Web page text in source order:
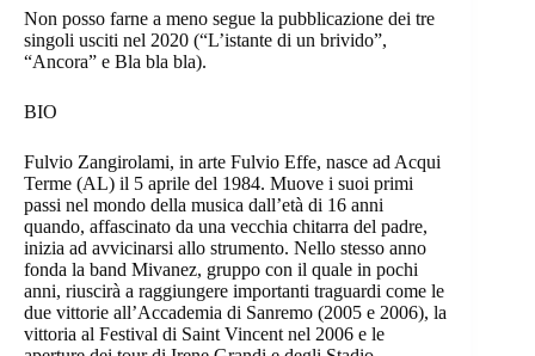
Non posso farne a meno segue la pubblicazione dei tre
singoli usciti nel 2020 (“L’istante di un brivido”,
“Ancora” e Bla bla bla).
BIO
Fulvio Zangirolami, in arte Fulvio Effe, nasce ad Acqui
Terme (AL) il 5 aprile del 1984. Muove i suoi primi
passi nel mondo della musica dall’età di 16 anni
quando, affascinato da una vecchia chitarra del padre,
inizia ad avvicinarsi allo strumento. Nello stesso anno
fonda la band Mivanez, gruppo con il quale in pochi
anni, riuscirà a raggiungere importanti traguardi come le
due vittorie all’Accademia di Sanremo (2005 e 2006), la
vittoria al Festival di Saint Vincent nel 2006 e le